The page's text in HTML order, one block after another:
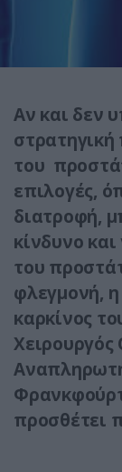
Αν και δεν
στρατηγική
του
επιλογές,
διατροφή,
κίνδυνο
του
φλεγμονή,
καρκίνος
Χειρουργός
προσθέτει